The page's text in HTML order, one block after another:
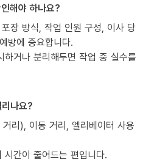
해야 하나요?
장 방식, 작업 인원 구성, 이사 당
방에 중요합니다.
거나 분리해두면 작업 중 실수를
나요?
리), 이동 거리, 엘리베이터 사용
간이 줄어드는 편입니다.